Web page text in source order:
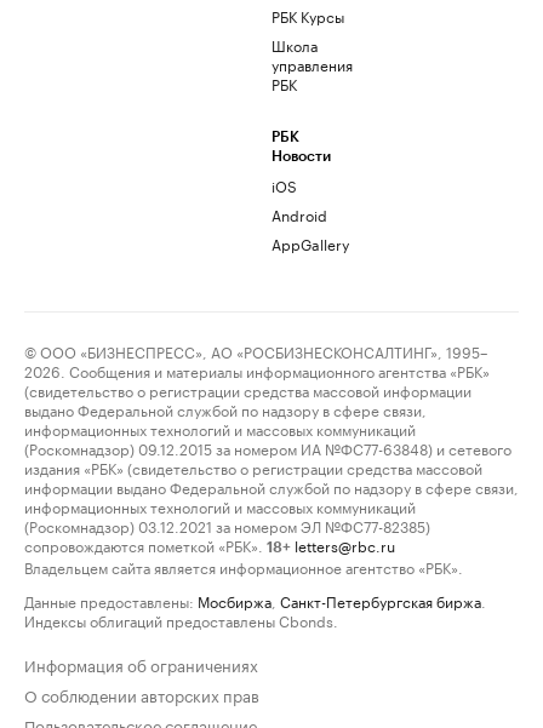
РБК Курсы
Школа
управления
РБК
РБК
Новости
iOS
Android
AppGallery
© ООО «БИЗНЕСПРЕСС», АО «РОСБИЗНЕСКОНСАЛТИНГ», 1995–
2026. Сообщения и материалы информационного агентства «РБК»
(свидетельство о регистрации средства массовой информации
выдано Федеральной службой по надзору в сфере связи,
информационных технологий и массовых коммуникаций
(Роскомнадзор) 09.12.2015 за номером ИА №ФС77-63848) и сетевого
издания «РБК» (свидетельство о регистрации средства массовой
информации выдано Федеральной службой по надзору в сфере связи,
информационных технологий и массовых коммуникаций
(Роскомнадзор) 03.12.2021 за номером ЭЛ №ФС77-82385)
сопровождаются пометкой «РБК».
18+ letters@rbc.ru
Владельцем сайта является информационное агентство «РБК».
Данные предоставлены: Мосбиржа Санкт-Петербургская биржа
Индексы облигаций предоставлены Cbonds.
Информация об ограничениях
О соблюдении авторских прав